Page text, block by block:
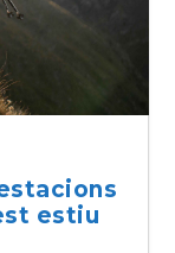
estiu